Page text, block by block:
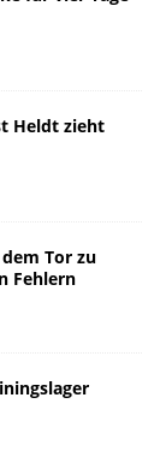
Heldt zieht
Tor zu
Fehlern